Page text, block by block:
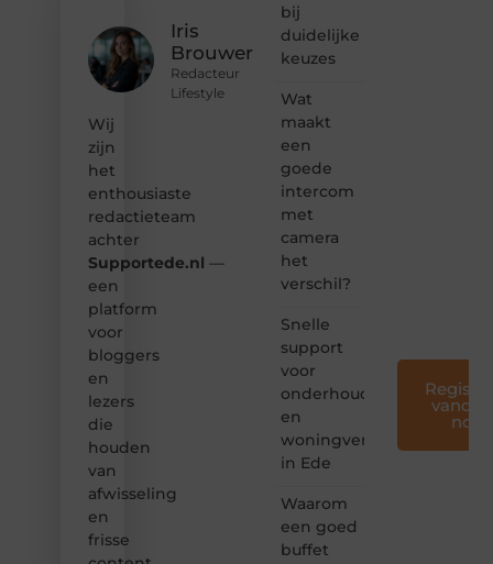
Iris
Brouwer
Redacteur
Lifestyle
Wij
zijn
het
enthousiaste
redactieteam
achter
Supportede.nl —
een
platform
voor
bloggers
en
lezers
die
houden
van
afwisseling
en
frisse
bij
duidelijke
keuzes
Wat
maakt
een
goede
intercom
met
camera
het
verschil?
Snelle
support
voor
onderhoud
en
woningverbetering
in Ede
Waarom
een goed
buffet
nog